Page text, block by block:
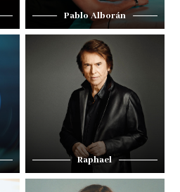
Pablo Alborán
Raphael